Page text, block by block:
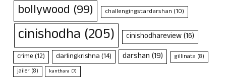
bollywood (99) challengingstardarshan (10)
cinishodha (205) cinishodhareview(16)
crime(12) darlingkrishna(14) darshan(19) gillinata (8)
jailer (8) kanthara (7)